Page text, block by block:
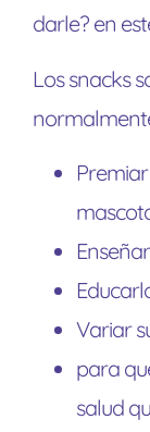
darle? en
Los snacks
Variar
para
salud